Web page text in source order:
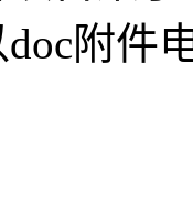
附件